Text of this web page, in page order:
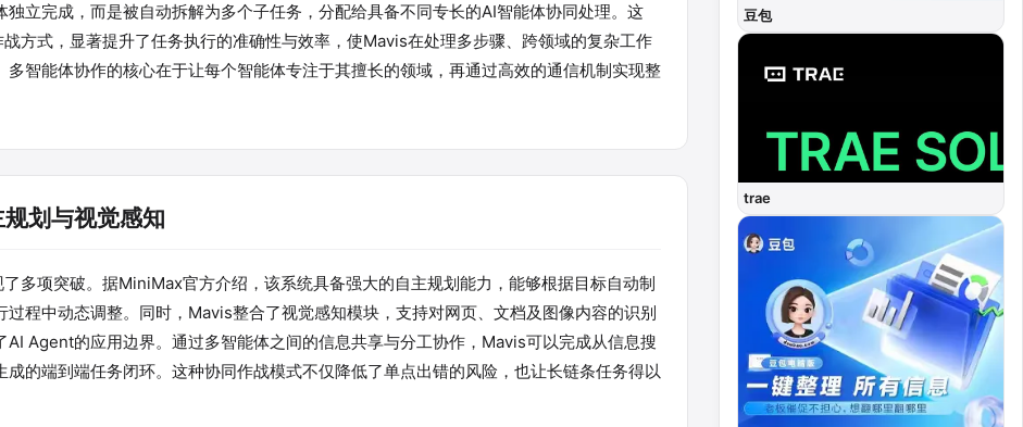
独立完成，而是被自动拆解为多个子任务，分配给具备不同专长的AI智能体协同处理。这
战方式，显著提升了任务执行的准确性与效率，使Mavis在处理多步骤、跨领域的复杂工作
多智能体协作的核心在于让每个智能体专注于其擅长的领域，再通过高效的通信机制实现整
划与视觉感知
多项突破。据MiniMax官方介绍，该系统具备强大的自主规划能力，能够根据目标自动制
过程中动态调整。同时，Mavis整合了视觉感知模块，支持对网页、文档及图像内容的识别
AI Agent的应用边界。通过多智能体之间的信息共享与分工协作，Mavis可以完成从信息搜
成的端到端任务闭环。这种协同作战模式不仅降低了单点出错的风险，也让长链条任务得以
豆包
trae